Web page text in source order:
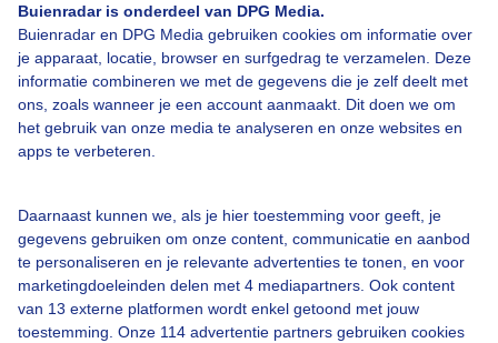
Buienradar is onderdeel van DPG Media.
Buienradar en DPG Media gebruiken cookies om informatie over
je apparaat, locatie, browser en surfgedrag te verzamelen. Deze
informatie combineren we met de gegevens die je zelf deelt met
ons, zoals wanneer je een account aanmaakt. Dit doen we om
het gebruik van onze media te analyseren en onze websites en
apps te verbeteren.
Daarnaast kunnen we, als je hier toestemming voor geeft, je
gegevens gebruiken om onze content, communicatie en aanbod
te personaliseren en je relevante advertenties te tonen, en voor
marketingdoeleinden delen met 4 mediapartners. Ook content
van 13 externe platformen wordt enkel getoond met jouw
toestemming. Onze 114 advertentie partners gebruiken cookies
Bekijk slideshow
Een moment geduld aub...